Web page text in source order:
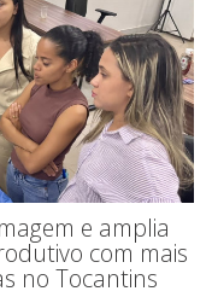
e amplia
com mais
no Tocantins